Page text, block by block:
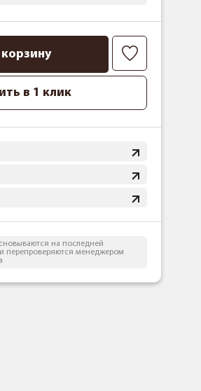
в 1 клик
на последней
перепроверяются менеджером